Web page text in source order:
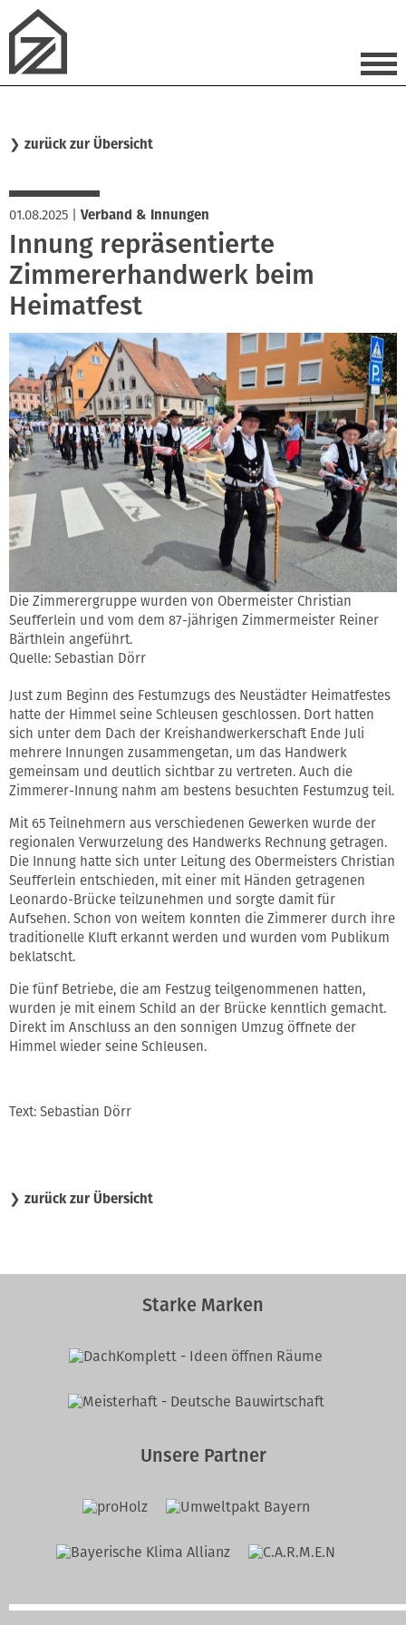
❯ zurück zur Übersicht
01.08.2025 Verband & Innungen
Innung repräsentierte
Zimmererhandwerk beim
Heimatfest
Die Zimmerergruppe wurden von Obermeister Christian
Seufferlein und vom dem 87-jährigen Zimmermeister Reiner
Bärthlein angeführt.
Quelle: Sebastian Dörr
Just zum Beginn des Festumzugs des Neustädter Heimatfestes
hatte der Himmel seine Schleusen geschlossen. Dort hatten
sich unter dem Dach der Kreishandwerkerschaft Ende Juli
mehrere Innungen zusammengetan, um das Handwerk
gemeinsam und deutlich sichtbar zu vertreten. Auch die
Zimmerer-Innung nahm am bestens besuchten Festumzug teil.
Mit 65 Teilnehmern aus verschiedenen Gewerken wurde der
regionalen Verwurzelung des Handwerks Rechnung getragen.
Die Innung hatte sich unter Leitung des Obermeisters Christian
Seufferlein entschieden, mit einer mit Händen getragenen
Leonardo-Brücke teilzunehmen und sorgte damit für
Aufsehen. Schon von weitem konnten die Zimmerer durch ihre
traditionelle Kluft erkannt werden und wurden vom Publikum
beklatscht.
Die fünf Betriebe, die am Festzug teilgenommenen hatten,
wurden je mit einem Schild an der Brücke kenntlich gemacht.
Direkt im Anschluss an den sonnigen Umzug öffnete der
Himmel wieder seine Schleusen.
Text: Sebastian Dörr
❯ zurück zur Übersicht
Starke Marken
Unsere Partner